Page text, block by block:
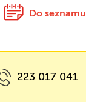
Do seznamu
223 017 041